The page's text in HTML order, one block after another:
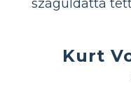
száguldattá
Kurt